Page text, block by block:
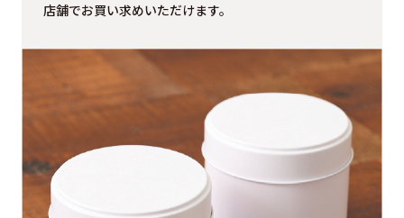
店舗でお買い求めいただけます。